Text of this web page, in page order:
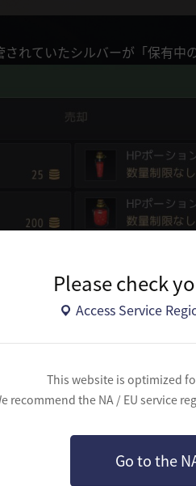
Please check
Access Service
This website is optimized
recommend the NA / EU service
Go to the
れていたシルバーが「保有中